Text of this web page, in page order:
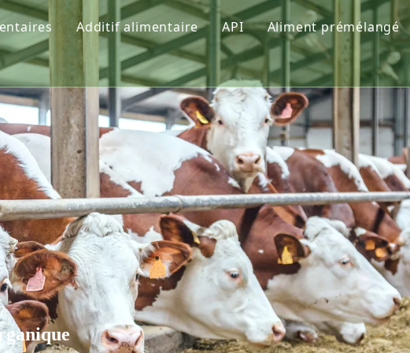
Additif alimentaire
Phosphate
Vitamine
Acide aminé
Oligoélément
Additifs fonctionnels
Pigments
API Aliment prémélangé
Prémélange
Solutions de
Fabricant